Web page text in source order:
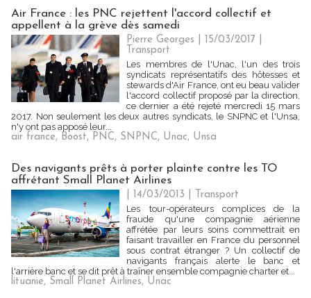
Air France : les PNC rejettent l'accord collectif et
appellent à la grève dès samedi
Pierre Georges | 15/03/2017
Transport
Les membres de l'Unac, l'un des trois
syndicats représentatifs des hôtesses et
stewards d'Air France, ont eu beau valider
l'accord collectif proposé par la direction,
ce dernier a été rejeté mercredi 15 mars
2017. Non seulement les deux autres syndicats, le SNPNC et l'Unsa,
n'y ont pas apposé leur...
air france, Boost, PNC, SNPNC, Unac, Unsa
Des navigants prêts à porter plainte contre les TO
affrétant Small Planet Airlines
| 14/03/2013
Transport
Les tour-opérateurs complices de la
fraude qu'une compagnie aérienne
affrétée par leurs soins commettrait en
faisant travailler en France du personnel
sous contrat étranger ? Un collectif de
navigants français alerte le banc et
l'arrière banc et se dit prêt à traîner ensemble compagnie charter et...
lituanie, Small Planet Airlines, Unac